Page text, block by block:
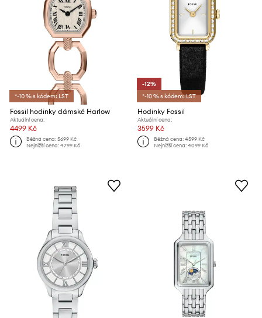
*-10 % s kódem: LST
Fossil hodinky dámské Harlow
Aktuální cena:
4499 Kč
Běžná cena:5699 Kč
Nejnižší cena:4799 Kč
-12%
*-10 % s kódem: LST
Hodinky Fossil
Aktuální cena:
3599 Kč
Běžná cena:4599 Kč
Nejnižší cena:4099 Kč